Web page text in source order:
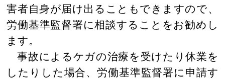
害者自身が届け出ることもできますので、
労働基準監督署に相談することをお勧めし
ます。
事故によるケガの治療を受けたり休業を
したりした場合、労働基準監督署に申請す